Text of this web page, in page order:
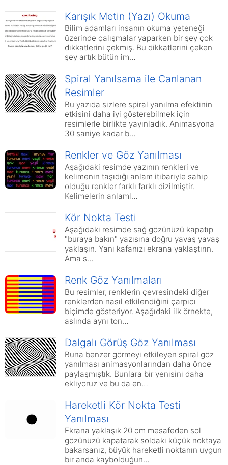
Karışık Metin (Yazı) Okuma
Bilim adamları insanın okuma yeteneği
üzerinde çalışmalar yaparken bir şey çok
dikkatlerini çekmiş. Bu dikkatlerini çeken
şey artık bütün im…
Spiral Yanılsama ile Canlanan
Resimler
Bu yazıda sizlere spiral yanılma efektinin
etkisini daha iyi gösterebilmek için
resimlerle birlikte yayınladık. Animasyona
30 saniye kadar b…
Renkler ve Göz Yanılması
Aşağıdaki resimde yazının renkleri ve
kelimenin taşıdığı anlam itibariyle sahip
olduğu renkler farklı farklı dizilmiştir.
Kelimelerin anlaml…
Kör Nokta Testi
Aşağıdaki resimde sağ gözünüzü kapatıp
"buraya bakın" yazısına doğru yavaş yavaş
yaklaşın. Yani kafanızı ekrana yaklaştırın.
Ama s…
Renk Göz Yanılmaları
Bu resimler, renklerin çevresindeki diğer
renklerden nasıl etkilendiğini çarpıcı
biçimde gösteriyor. Aşağıdaki ilk örnekte,
aslında aynı ton…
Dalgalı Görüş Göz Yanılması
Buna benzer görmeyi etkileyen spiral göz
yanılması animasyonlarından daha önce
paylaşmıştık. Bunlara bir yenisini daha
ekliyoruz ve bu da en…
Hareketli Kör Nokta Testi
Yanılması
Ekrana yaklaşık 20 cm mesafeden sol
gözünüzü kapatarak soldaki küçük noktaya
bakarsanız, büyük hareketli noktanın uygun
bir anda kaybolduğun…